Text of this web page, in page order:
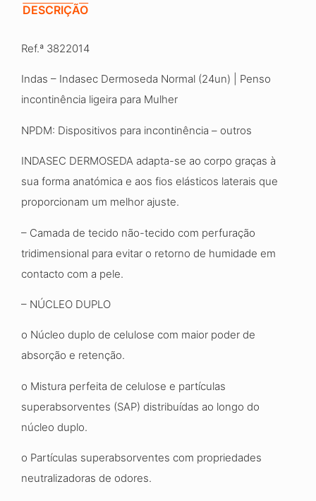
DESCRIÇÃO
Ref.ª 3822014
Indas – Indasec Dermoseda Normal (24un) | Penso
incontinência ligeira para Mulher
NPDM: Dispositivos para incontinência – outros
INDASEC DERMOSEDA adapta-se ao corpo graças à
sua forma anatómica e aos fios elásticos laterais que
proporcionam um melhor ajuste.
– Camada de tecido não-tecido com perfuração
tridimensional para evitar o retorno de humidade em
contacto com a pele.
– NÚCLEO DUPLO
o Núcleo duplo de celulose com maior poder de
absorção e retenção.
o Mistura perfeita de celulose e partículas
superabsorventes (SAP) distribuídas ao longo do
núcleo duplo.
o Partículas superabsorventes com propriedades
neutralizadoras de odores.